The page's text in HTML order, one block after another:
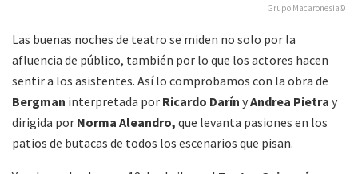
Grupo Macaronesia©
Las buenas noches de teatro se miden no solo por la
afluencia de público, también por lo que los actores hacen
sentir a los asistentes. Así lo comprobamos con la obra de
Bergman interpretada por Ricardo Darín yAndrea Pietra y
dirigida por Norma Aleandro, que levanta pasiones en los
patios de butacas de todos los escenarios que pisan.